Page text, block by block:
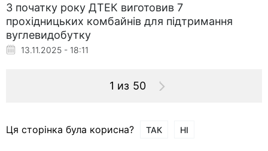
З початку року ДТЕК виготовив 7
прохідницьких комбайнів для підтримання
вуглевидобутку
13.11.2025 - 18:11
1 из 50
Ця сторінка була корисна? ТАК НІ